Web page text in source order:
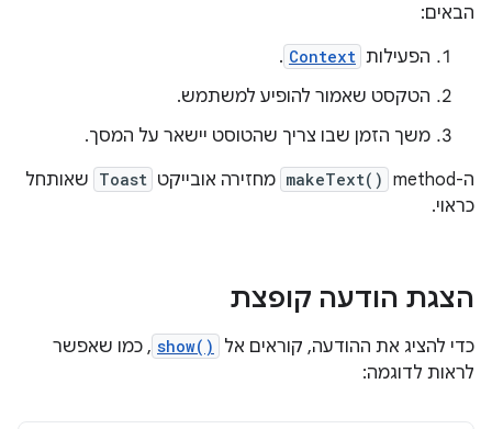
הבאים:
הפעילות Context
.
הטקסט שאמור להופיע למשתמש.
משך הזמן שבו צריך שהטוסט יישאר על המסך.
ה-method
makeText() מחזירה אובייקט Toast שאותחל
כראוי.
הצגת הודעה קופצת
כדי להציג את ההודעה, קוראים אל show() , כמו שאפשר
לראות לדוגמה: